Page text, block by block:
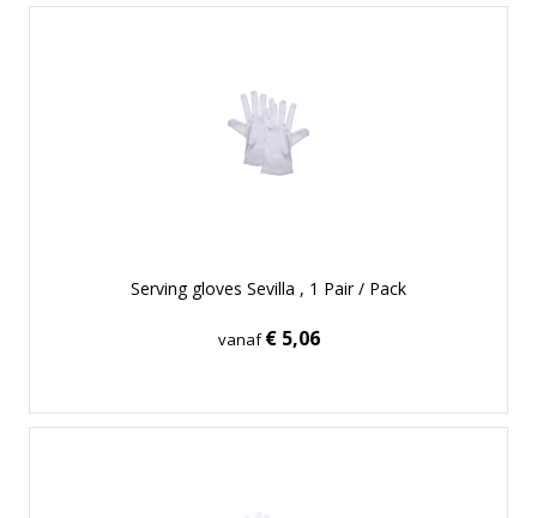
Serving gloves Sevilla , 1 Pair / Pack
vanaf€ 5,06